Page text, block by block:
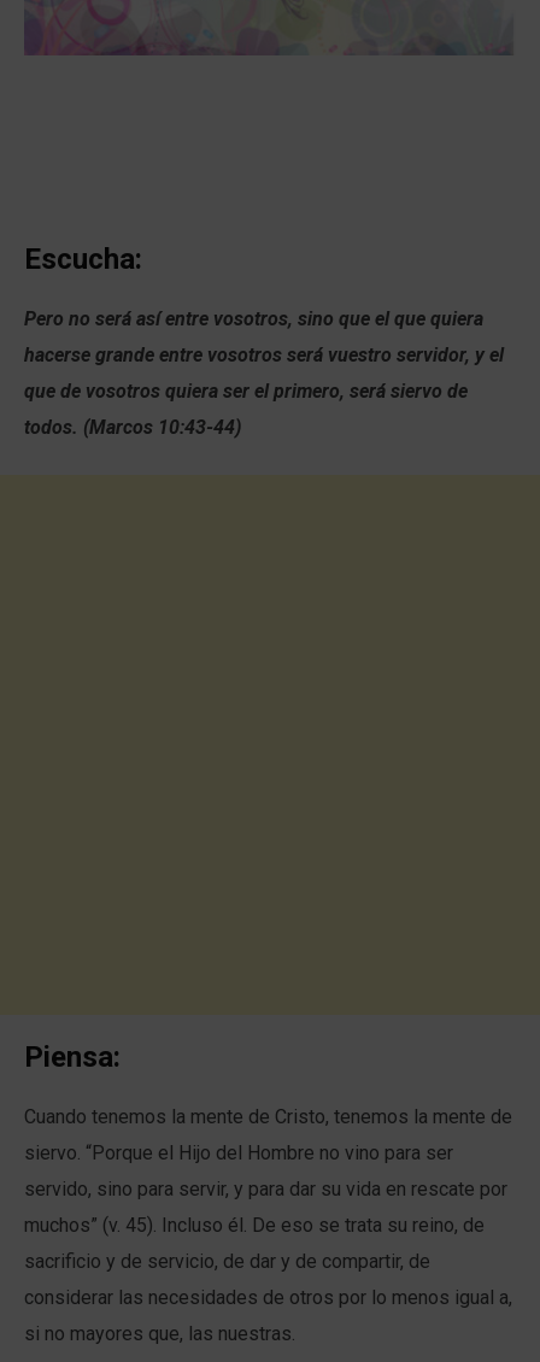
Escucha:
Pero no será así entre vosotros, sino que el que quiera
hacerse grande entre vosotros será vuestro servidor, y el
que de vosotros quiera ser el primero, será siervo de
todos. (Marcos 10:43-44)
Piensa:
Cuando tenemos la mente de Cristo, tenemos la mente de
siervo. “Porque el Hijo del Hombre no vino para ser
servido, sino para servir, y para dar su vida en rescate por
muchos” (v. 45). Incluso él. De eso se trata su reino, de
sacrificio y de servicio, de dar y de compartir, de
considerar las necesidades de otros por lo menos igual a,
si no mayores que, las nuestras.